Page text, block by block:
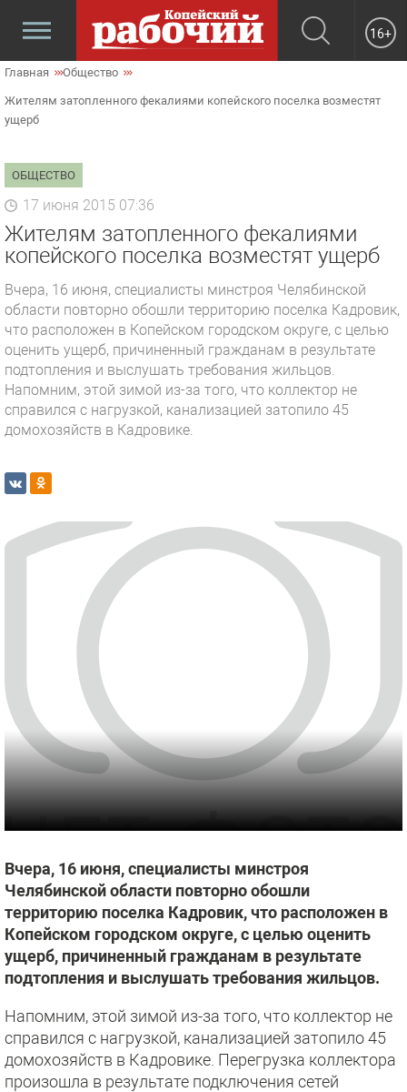
16+
Главная Общество
Жителям затопленного фекалиями копейского поселка возместят
ущерб
ОБЩЕСТВО
17 июня 2015 07:36
Жителям затопленного фекалиями
копейского поселка возместят ущерб
Вчера, 16 июня, специалисты минстроя Челябинской
области повторно обошли территорию поселка Кадровик,
что расположен в Копейском городском округе, с целью
оценить ущерб, причиненный гражданам в результате
подтопления и выслушать требования жильцов.
Напомним, этой зимой из-за того, что коллектор не
справился с нагрузкой, канализацией затопило 45
домохозяйств в Кадровике.
Вчера, 16 июня, специалисты минстроя
Челябинской области повторно обошли
территорию поселка Кадровик, что расположен в
Копейском городском округе, с целью оценить
ущерб, причиненный гражданам в результате
подтопления и выслушать требования жильцов.
Напомним, этой зимой из-за того, что коллектор не
справился с нагрузкой, канализацией затопило 45
домохозяйств в Кадровике. Перегрузка коллектора
произошла в результате подключения сетей